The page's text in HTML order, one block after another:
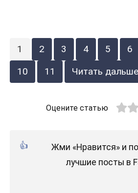
1 2 3 4 5 6
10
11 Читать
Оцените статью
Жми «Нравится» и
лучшие посты в